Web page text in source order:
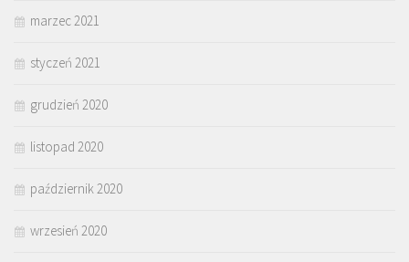
marzec 2021
styczeń 2021
grudzień 2020
listopad 2020
październik 2020
wrzesień 2020